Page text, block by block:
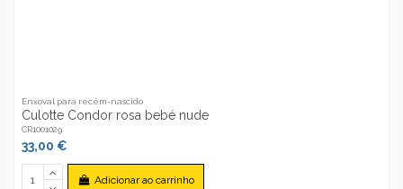
Enxoval para recém-nascido
Culotte Condor rosa bebé nude
CR1001029
33,00 €
Adicionar ao carrinho